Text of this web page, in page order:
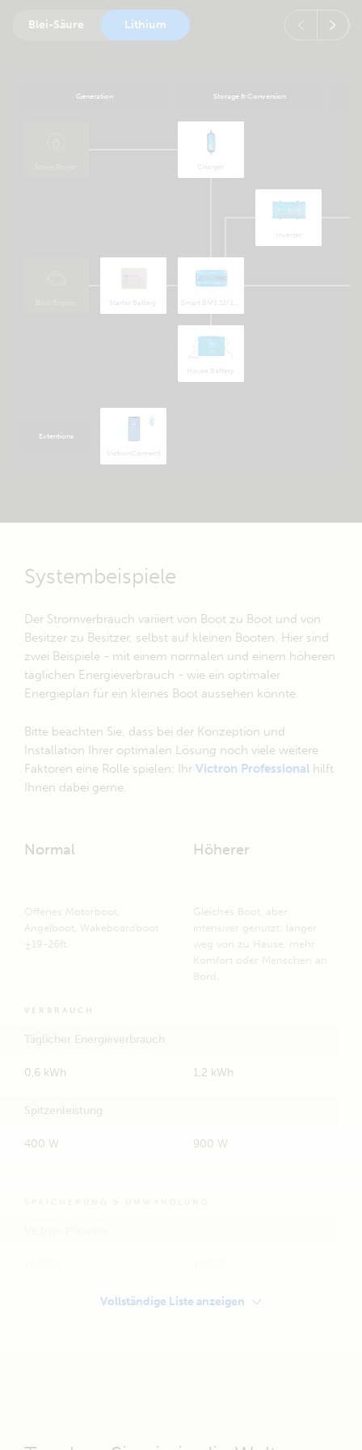
Blei-Säure Lithium
Generation Storage & Conversion
Extentions
House Battery
Inverter
Starter Battery
Charger
VictronConnect
Systembeispiele
Der Stromverbrauch variiert von Boot zu Boot und von
Besitzer zu Besitzer, selbst auf kleinen Booten. Hier sind
zwei Beispiele - mit einem normalen und einem höheren
täglichen Energieverbrauch - wie ein optimaler
Energieplan für ein kleines Boot aussehen könnte.
Bitte beachten Sie, dass bei der Konzeption und
Installation Ihrer optimalen Lösung noch viele weitere
Faktoren eine Rolle spielen: Ihr Victron Professional hilft
Ihnen dabei gerne.
Normal Höherer
Offenes Motorboot,
Angelboot, Wakeboardboot
±19-26ft.
Gleiches Boot, aber
intensiver genutzt: länger
weg von zu Hause, mehr
Komfort oder Menschen an
Bord.
VERBRAUCH
Täglicher Energieverbrauch
0,6 kWh 1,2 kWh
Spitzenleistung
400 W 900 W
Smart BatteryProtectVollständige Liste anzeigen